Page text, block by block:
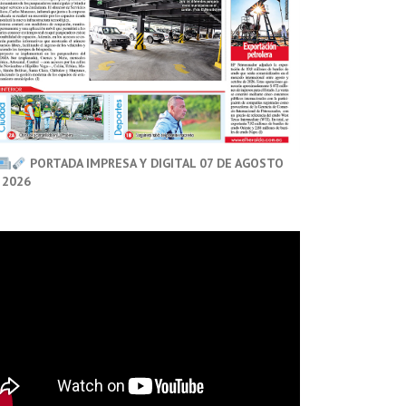
PORTADA IMPRESA Y DIGITAL 07 DE AGOSTO
2026